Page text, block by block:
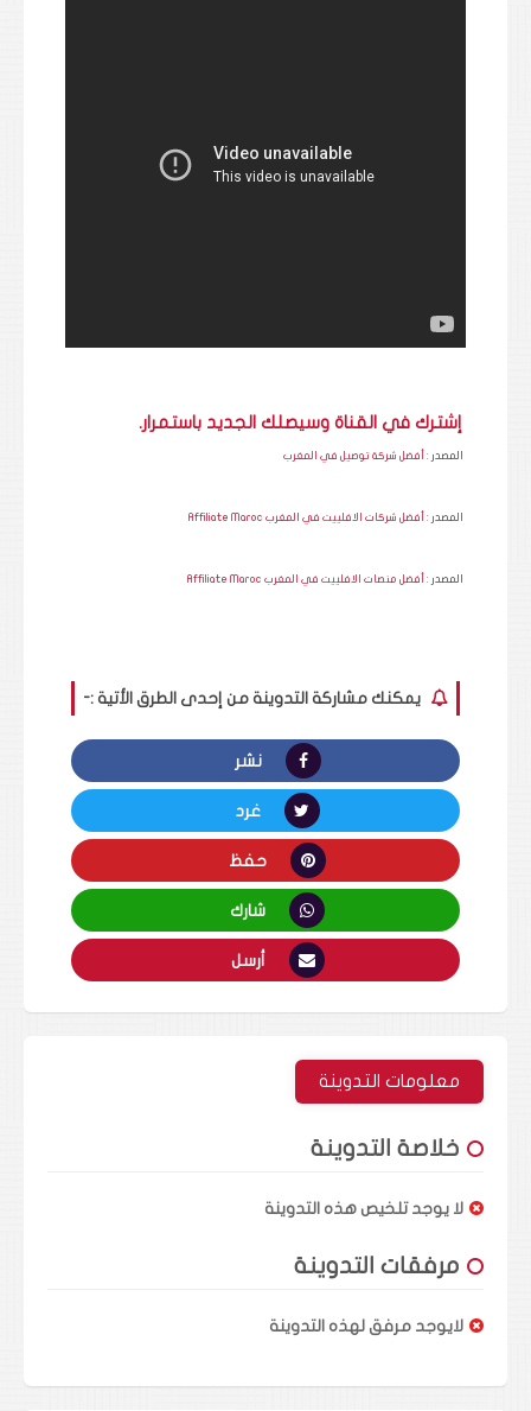
إشترك في القناة وسيصلك الجديد باستمرار.
المصدر : أفضل شركة توصيل في المغرب
المصدر : أفضل شركات الافلييت في المغرب Affiliate Maroc
المصدر : أفضل منصات الافلييت في المغرب Affiliate Maroc
يمكنك مشاركة التدوينة من إحدى الطرق الأتية :-
نشر
غرد
حفظ
شارك
أرسل
معلومات التدوينة
خلاصة التدوينة
لا يوجد تلخيص هذه التدوينة
مرفقات التدوينة
لايوجد مرفق لهذه التدوينة